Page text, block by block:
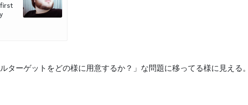
ターゲットをどの様に用意するか？」な問題に移ってる様に見える。